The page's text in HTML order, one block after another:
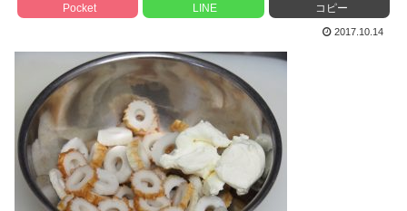
Pocket LINE コピー
2017.10.14